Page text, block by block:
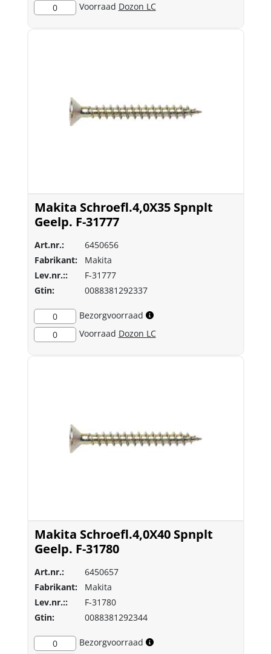
0
Voorraad Dozon LC
Makita Schroefl.4,0X35 Spnplt
Geelp. F-31777
Art.nr.:
6450656
Fabrikant:
Makita
Lev.nr.::
F-31777
Gtin:
0088381292337
0
Bezorgvoorraad
0
Voorraad Dozon LC
Makita Schroefl.4,0X40 Spnplt
Geelp. F-31780
Art.nr.:
6450657
Fabrikant:
Makita
Lev.nr.::
F-31780
Gtin:
0088381292344
0
Bezorgvoorraad